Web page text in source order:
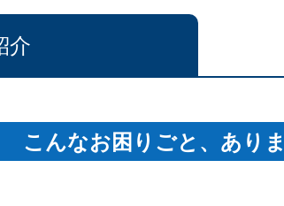
介
こんなお困りごと、あり